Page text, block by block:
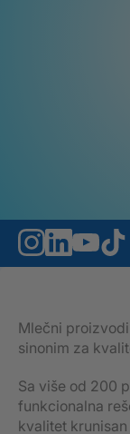
Mlečni
sinonim za
Sa više od 200
funkcionalna
kvalitet